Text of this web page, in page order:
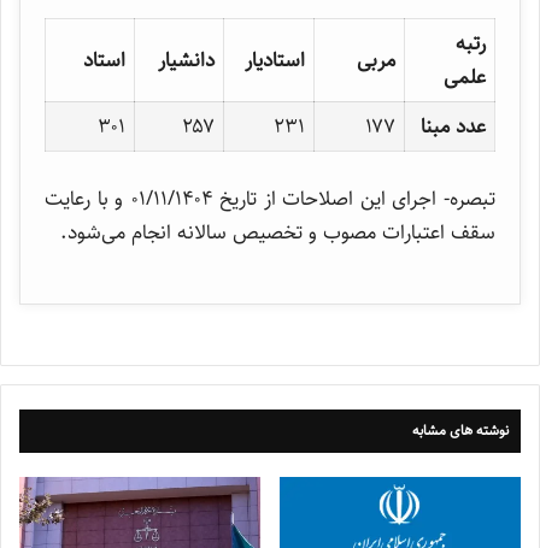
رتبه
علمی
مربی استادیار دانشیار استاد
عدد مبنا ۱۷۷ ۲۳۱ ۲۵۷ ۳۰۱
تبصره- اجرای این اصلاحات از تاریخ ۰۱/۱۱/۱۴۰۴ و با رعایت
سقف اعتبارات مصوب و تخصیص سالانه انجام می‌شود.
نوشته های مشابه